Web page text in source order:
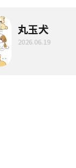
丸玉犬
2026.06.19